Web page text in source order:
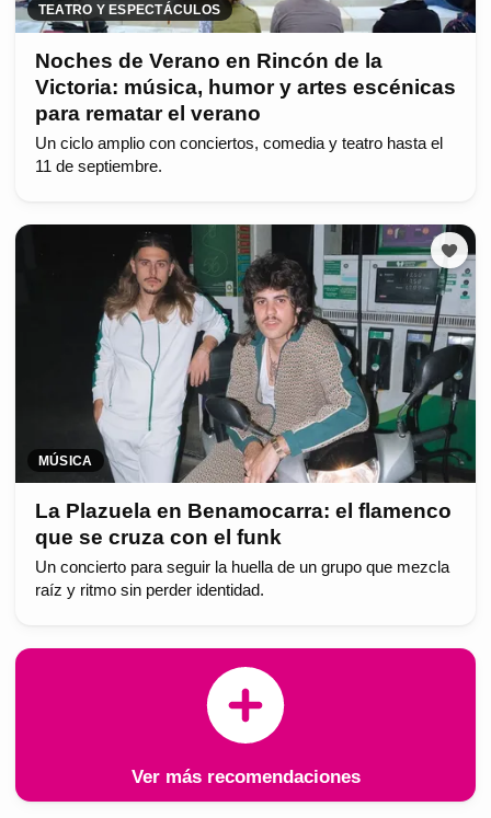
TEATRO Y ESPECTÁCULOS
Noches de Verano en Rincón de la
Victoria: música, humor y artes escénicas
para rematar el verano
Un ciclo amplio con conciertos, comedia y teatro hasta el
11 de septiembre.
MÚSICA
La Plazuela en Benamocarra: el flamenco
que se cruza con el funk
Un concierto para seguir la huella de un grupo que mezcla
raíz y ritmo sin perder identidad.
Ver más recomendaciones